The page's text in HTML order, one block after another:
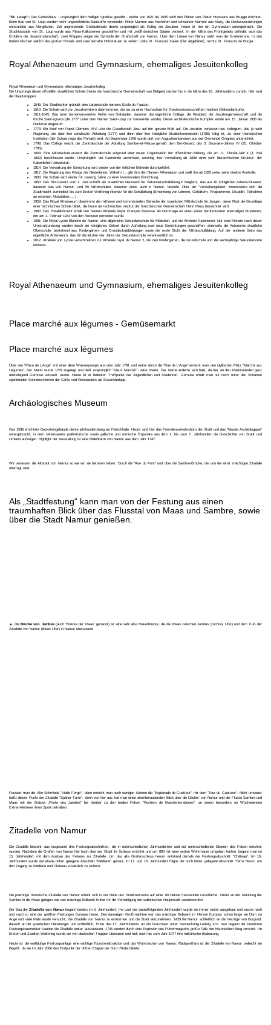
"St. Loup": Das Gotteshaus - ursprünglich dem Heiligen Ignatius geweiht - wurde von 1621 bis 1645 nach den Plänen von Pieter Huyssens aus Brügge errichtet.
Beim Bau von St. Loup wurden recht ungewöhnliche Baustoffe verwendet: Roter Marmor aus Rochefort und schwarzer Marmor aus Mazy, die Deckenverzierungen
entstanden aus Mergelstein. Der angrenzende Gebäudetrakt diente ursprünglich als Kolleg der Jesuiten, heute ist hier ein Gymnasium untergebracht. Die
Stuckfassade von St. Loup wurde aus Maas-Kalksteinen geschaffen und mit zwölf dorischen Säulen verziert. In der Mitte des Frontgiebels befindet sich das
Emblem der Jesusbruderschaft, zwei Wappen zeigen die Symbole der Grafschaft von Namur: Über dem Löwen von Namur sieht man die Grafenkrone. In den
beiden Nischen seitlich des großen Portals sind zwei bemalte Holzstatuen zu sehen: Links St. François Xavier (hier abgebildet), rechts St. François de Borgia.
Royal Athenaeum und Gymnasium, ehemaliges Jesuitenkolleg
Royal Athenaeum und Gymnasium, ehemaliges Jesuitenkolleg
Die Ursprünge dieser offiziellen staatlichen Schule (heute die französische Gemeinschaft von Belgien) reichen bis in die Mitte des 16. Jahrhunderts zurück. Hier sind
die Hauptetappen.
1545: Der Stadtrichter gründet eine Lateinschule namens Ecole du Faucon.
1610: Die Schule wird von Jesuitenvätern übernommen, die sie zu einer Hochschule für Geisteswissenschaften machen (Sekundarstufe).
1611-1645: Bau einer bemerkenswerten Reihe von Gebäuden, darunter das eigentliche College, die Residenz der Jesuitengemeinschaft und die
Kirche Saint-Ignace (die 1777 unter dem Namen Saint-Loup zur Gemeinde wurde). Dieser architektonische Komplex wurde am 15. Januar 1936 als
Denkmal eingestuft.
1773: Ein Brief von Papst Clemens XIV. Löst die Gesellschaft Jesu auf der ganzen Welt auf. Die Jesuiten verlassen das Kollegium, das je nach
Regierung, die über ihre schulische Abteilung (1777) und dann über ihre königliche Studienkommission (1785) tätig ist, zu einer theresischen
Institution (der Schola regia des Portals) wird. Ab September 1786 wurde dort von Augustinerkanonen aus der Gemeinde Onignies unterrichtet.
1798: Das College weicht der Zentralschule der Abteilung Sambre-et-Meuse gemäß dem Bio-Gesetz des 3. Brumaire-Jahres IV (25. Oktober
1795).
1803: Eine Mittelschule ersetzt die Zentralschule aufgrund einer neuen Organisation der öffentlichen Bildung, die am 11. Floréal-Jahr X (1. Mai
1802) beschlossen wurde. Ursprünglich der Gemeinde anvertraut, unterlag ihre Verwaltung ab 1808 einer sehr hierarchischen Struktur: der
Kaiserlichen Universität.
1814: Die Verwaltung der Einrichtung wird wieder von der örtlichen Behörde durchgeführt.
1817: Die Regierung des Königs der Niederlande, Wilhelm I., gibt ihm den Namen Athenaeum und stellt ihn ab 1825 unter seine direkte Kontrolle.
1830: Die Schule wird wieder für zwanzig Jahre zu einer kommunalen Einrichtung.
1850: Das Bio-Gesetz vom 1. Juni schafft ein staatliches Netzwerk für Sekundarschulbildung in Belgien1, das aus 10 königlichen Athena-Museen,
darunter das von Namur, und 50 Mittelschulen, darunter eines auch in Namur, besteht. Über ein "Verwaltungsbüro" interessierte sich die
Stadtmacht zumindest bis zum Ersten Weltkrieg intensiv für die Schulleitung (Ernennung von Lehrern, Gehältern, Programmen, Disziplin, Teilnahme
an externen Aktivitäten.,…) .
1959: Das Royal Athenaeum übernimmt die mittleren und kommerziellen Bereiche der staatlichen Mittelschule für Jungen, deren Rest die Grundlage
einer technischen Schule bildet, die heute als technisches Institut der französischen Gemeinschaft Henri Maus bezeichnet wird.
1980: Das Establishment erhält den Namen Athénée Royal François Bovesse als Hommage an einen seiner berühmtesten ehemaligen Studenten,
der am 1. Februar 1944 von den Rexisten ermordet wurde.
1981: Die Royal Lycée Blanche de Namur, eine allgemeine Sekundarschule für Mädchen, und die Athénée fusionieren. Nur zwei Monate nach dieser
Umstrukturierung wurden durch ein königliches Dekret durch Aufteilung zwei neue Einrichtungen geschaffen: einerseits die Autonome staatliche
Oberschule, bestehend aus Kindergarten- und Grundschulabteilungen sowie die erste Stufe der Mittelschulbildung; Auf der anderen Seite das
eigentliche Athenaeum, das für die letzten vier Jahre der Sekundarschule verantwortlich ist.
2012: Athénée und Lycée verschmelzen zur Athénée royal de Namur 2, die den Kindergarten, die Grundschule und die sechsjährige Sekundarstufe
umfasst.
Royal Athenaeum und Gymnasium, ehemaliges Jesuitenkolleg
Place marché aux légumes - Gemüsemarkt
Place marché aux légumes
Über den "Place de L'Ange" mit einer alten Wasserpumpe aus dem Jahr 1791 und weiter durch die "Rue de L'Ange" erreicht man den idyllischen Platz "Marché aux
Légumes". Der Markt wurde 1781 angelegt und hieß ursprünglich "Vieux Marché" - Alter Markt. Der Name änderte sich bald, da hier an den Marktständen ganz
überwiegend Gemüse verkauft wurde. Heute ist er beliebter Treffpunkt der Jugendlichen und Studenten. Gemüse erhält man nur noch unter den Schatten
spendenden Sonnenschirmen der Cafés und Restaurants als Essensbeilage.
Archäologisches Museum
Das 1588 errichtete Backsteingebäude diente jahrhundertelang als Fleischhalle. Heute sind hier das Fremdenverkehrsbüro der Stadt und das "Musée Archéologique"
untergebracht, in dem sehenswerte prähistorische sowie gallische und römische Exponate aus dem 1. bis zum 7. Jahrhundert die Geschichte von Stadt und
Umland aufzeigen. Highlight der Ausstellung ist eine Reliefkarte von Namur aus dem Jahr 1747.
Wir verlassen die Altstadt von Namur so wie wir sie betreten haben: Durch die "Rue du Pont" und über die Sambre-Brücke, die von der einst mächtigen Zitadelle
überragt wird.
Als „Stadtfestung“ kann man von der Festung aus einen
traumhaften Blick über das Flusstal von Maas und Sambre, sowie
über die Stadt Namur genießen.
▲ Die Brücke von Jambes(auch "Brücke der Maas" genannt) ist eine sehr alte Mauerbrücke, die die Maas zwischen Jambes (rechtes Ufer) und dem Fuß der
Zitadelle von Namur (linkes Ufer) in Namur überspannt
Passiert man die Alte Schmiede "Vieille Forge", dann erreicht man nach wenigen Metern die "Esplanade de Guetteur" mit dem "Tour du Guetteur". Nicht umsonst
heißt dieser Punkt der Zitadelle "Späher-Turm", denn von hier aus hat man einen atemberaubenden Blick über die Dächer von Namur und die Flüsse Sambre und
Maas mit der Brücke „Ponte des Jambes" bis hinüber zu den beiden Felsen "Rochers de Marche-les-dames", an denen besonders an Wochenenden
Extremkletterer ihren Sport betreiben.
Zitadelle von Namur
Die Citadelle besteht aus insgesamt drei Festungsabschnitten, die in unterschiedlichen Jahrhunderten und auf unterschiedlichen Ebenen des Felsen errichtet
wurden. Nachdem die Grafen von Namur hier hoch über der Stadt ihr Schloss errichtet und um 890 mit einer ersten Wehrmauer umgeben hatten, begann man im
15. Jahrhundert mit dem Ausbau des Felsens zur Zitadelle. Um das alte Grafenschloss herum entstand damals der Festungsabschnitt "Château". Im 16.
Jahrhundert wurde der etwas höher gelegene Abschnitt "Médiane" gebaut, im 17. und 18. Jahrhundert folgte der noch höher gelegene Abschnitt "Terra Nova", um
den Zugang zu Médiane und Château zusätzlich zu sichern.
Die prächtige historische Zitadelle von Namur erhebt sich in der Nähe des Stadtzentrums auf einer 80 Hektar messenden Grünfläche. Direkt an der Mündung der
Sambre in die Maas gelegen war das mächtige Bollwerk früher für die Verteidigung der wallonischen Hauptstadt verantwortlich.
Der Bau der Zitadelle von Namurbegann bereits im 5. Jahrhundert. Im Lauf der darauffolgenden Jahrhundert wurde sie immer weiter ausgebaut und wuchs nach
und nach zu eine der größten Festungen Europas heran. Den damaligen Großmächten war das mächtige Bollwerk im Herzen Europas schon lange ein Dorn im
Auge und viele Male wurde versucht, die Zitadelle von Namur zu erstürmen und die Stadt einzunehmen. 1429 fiel Namur schließlich an die Herzöge von Burgund,
danach an die spanischen Habsburger und schließlich, Ende des 17. Jahrhunderts an die Franzosen unter Sonnenkönig Ludwig XIV. Nun begann der berühmte
Festungsbaumeister Vauban die Zitadelle weiter auszubauen. 1746 wurden durch eine Explosion des Pulvermagazins große Teile der historischen Burg zerstört. Im
Ersten und Zweiten Weltkrieg wurde sie von deutschen Truppen überrannt und hielt noch bis zum Jahr 1977 ihre militärische Bedeutung.
Heute ist die weitläufige Festungsanlage eine wichtige Touristenattraktion und das Wahrzeichen von Namur. Radsportfans ist die Zitadelle von Namur vielleicht ein
Begriff, da sie im Jahr 2006 den Endpunkt der dritten Etappe der Giro d'Italia bildete.